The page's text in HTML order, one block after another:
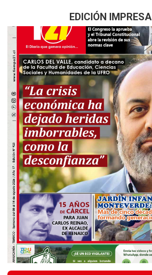
EDICIÓN IMPRESA